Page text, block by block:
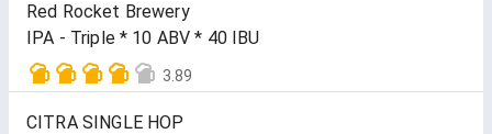
Red Rocket Brewery
IPA - Triple * 10 ABV * 40 IBU
3.89
CITRA SINGLE HOP